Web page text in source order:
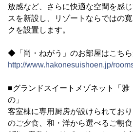
放感など、さらに快適な空間を感
スを新設し、リゾートならではの
クを設置します。
◆「尚・ねがう」のお部屋はこちら
http://www.hakonesuishoen.jp/
■グランドスイートメゾネット「雅
の」
客室棟に専用厨房が設けられてお
のご夕食、和・洋から選べるご朝